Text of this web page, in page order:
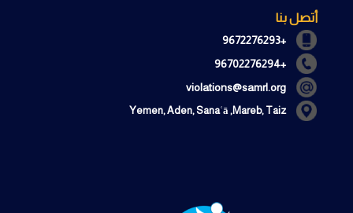
أتصل بنا
+9672276293
+96702276294
violations@samrl.org
Yemen, Aden, Sanaʿā ,Mareb, Taiz